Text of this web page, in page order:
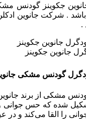
جکوینز گودنس
. شرکت جانوین
.
جانوین جکوینز
گودنس مشکی
مشکی از برند
شده که حس جوانی
را القا می‌کند و